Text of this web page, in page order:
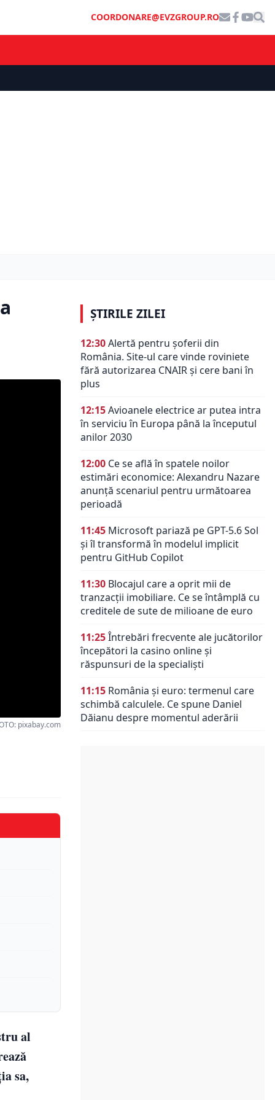
COORDONARE@EVZGROUP.RO
pixabay.com
al
sa,
ȘTIRILE ZILEI
12:30Alertă pentru șoferii din
România. Site-ul care vinde roviniete
fără autorizarea CNAIR și cere bani în
plus
12:15Avioanele electrice ar putea intra
în serviciu în Europa până la începutul
anilor 2030
12:00 Ce se află în spatele noilor
estimări economice: Alexandru Nazare
anunță scenariul pentru următoarea
perioadă
11:45 Microsoft pariază pe GPT-5.6 Sol
și îl transformă în modelul implicit
pentru GitHub Copilot
11:30 Blocajul care a oprit mii de
tranzacții imobiliare. Ce se întâmplă cu
creditele de sute de milioane de euro
11:25Întrebări frecvente ale jucătorilor
începători la casino online și
răspunsuri de la specialiști
11:15 România și euro: termenul care
schimbă calculele. Ce spune Daniel
Dăianu despre momentul aderării